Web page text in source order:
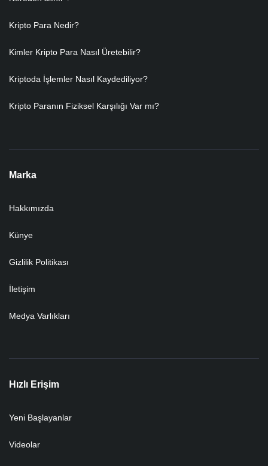
Kripto Para Nedir?
Kimler Kripto Para Nasıl Üretebilir?
Kriptoda İşlemler Nasıl Kaydediliyor?
Kripto Paranın Fiziksel Karşılığı Var mı?
Marka
Hakkımızda
Künye
Gizlilik Politikası
İletişim
Medya Varlıkları
Hızlı Erişim
Yeni Başlayanlar
Videolar